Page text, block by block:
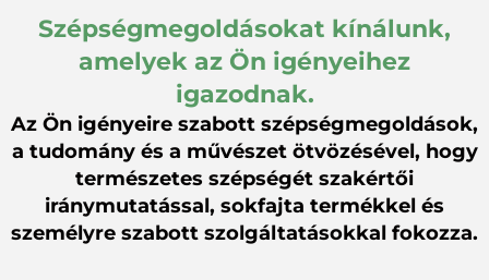
Szépségmegoldásokat kínálunk,
amelyek az Ön igényeihez
igazodnak.
Az Ön igényeire szabott szépségmegoldások,
a tudomány és a művészet ötvözésével, hogy
természetes szépségét szakértői
iránymutatással, sokfajta termékkel és
személyre szabott szolgáltatásokkal fokozza.